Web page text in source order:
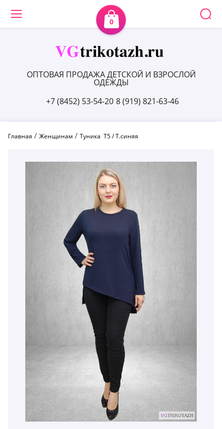
0
+7 (8452) 53-54-20 8 (919) 821-63-46
ОПТОВАЯ ПРОДАЖА ДЕТСКОЙ И ВЗРОСЛОЙ
ОДЕЖДЫ
Главная / Женщинам / Туника  Т5 / Т.синяя